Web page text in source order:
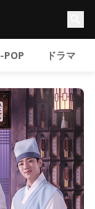
POP ドラマ